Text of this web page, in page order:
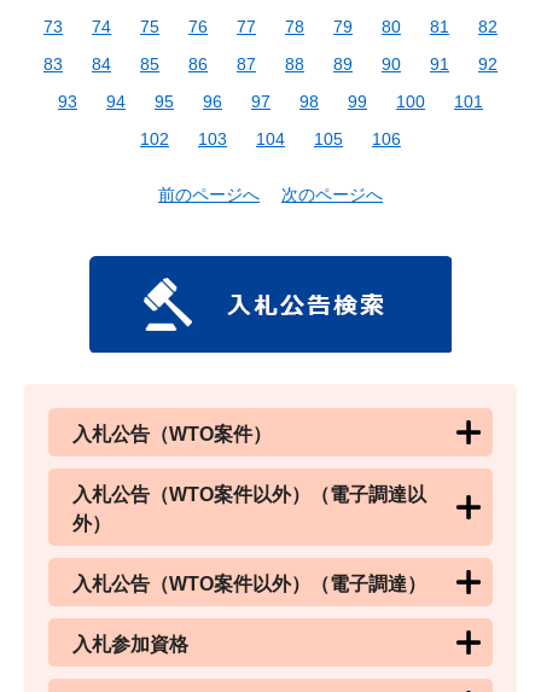
73
74 75 76 77 78 79 80 81
82
83
84 85 86 87 88 89 90 91
92
93
94 95 96 97 98 99 100
101
102
103 104 105 106
前のページへ 次のページへ
入札公告（WTO案件）
入札公告（WTO案件以外）（電子調達以
外）
入札公告（WTO案件以外）（電子調達）
入札参加資格